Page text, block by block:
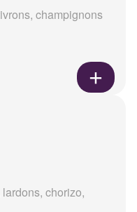
champignons
chorizo,